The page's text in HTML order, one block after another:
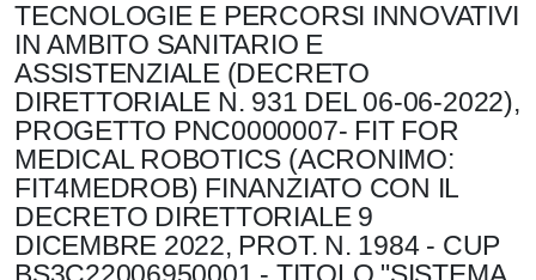
TECNOLOGIE E PERCORSI INNOVATIVI
IN AMBITO SANITARIO E
ASSISTENZIALE (DECRETO
DIRETTORIALE N. 931 DEL 06-06-2022),
PROGETTO PNC0000007- FIT FOR
MEDICAL ROBOTICS (ACRONIMO:
FIT4MEDROB) FINANZIATO CON IL
DECRETO DIRETTORIALE 9
DICEMBRE 2022, PROT. N. 1984 - CUP